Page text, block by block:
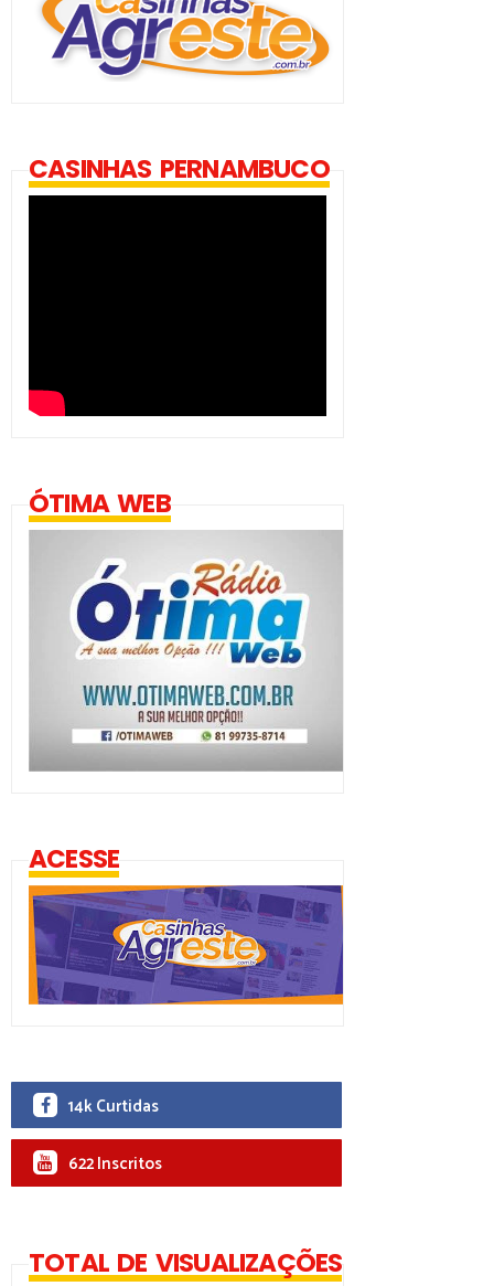
CASINHAS PERNAMBUCO
ÓTIMA WEB
ACESSE
14k Curtidas
622 Inscritos
TOTAL DE VISUALIZAÇÕES